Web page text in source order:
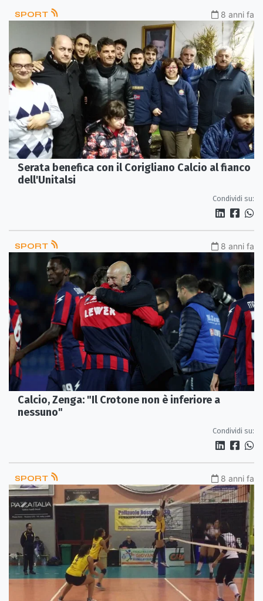
SPORT 8 anni fa
Serata benefica con il Corigliano Calcio al fianco
dell'Unitalsi
Condividi su:
SPORT 8 anni fa
Calcio, Zenga: "Il Crotone non è inferiore a
nessuno"
Condividi su:
SPORT 8 anni fa